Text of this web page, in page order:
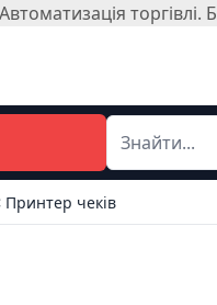
Автоматизація
Принтер чеків